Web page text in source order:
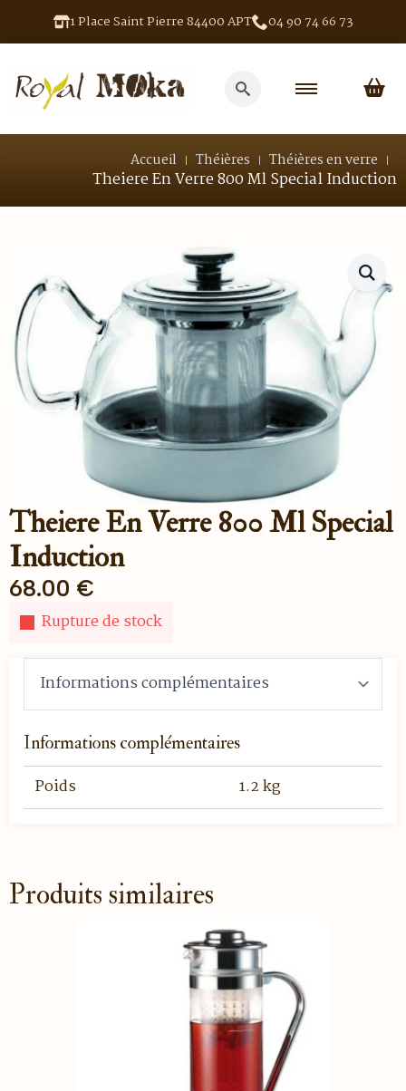
1 Place Saint Pierre 84400 APT 04 90 74 66 73
for:
Accueil Théières Théières en verre
Theiere En Verre 800 Ml Special Induction
Theiere En Verre 800 Ml Special
Induction
68.00 €
Rupture de stock
Informations complémentaires
Poids 1.2 kg
Produits similaires